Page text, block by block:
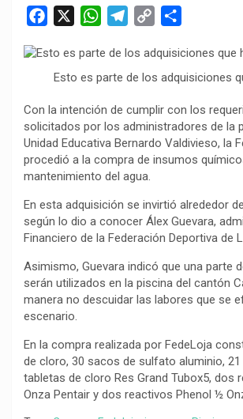
c
e
o
o
k
W
a
t
A
p
p
l
e
r
a
m
p
y
i
n
k
m
p
r
t
i
Esto es parte de los adquisiciones
Con la intención de cumplir con los
solicitados por los administradores de la
Unidad Educativa Bernardo Valdivieso, la
procedió a la compra de insumos
mantenimiento del agua.
En esta adquisición se invirtió alrededor
según lo dio a conocer Álex Guevara,
Financiero de la Federación Deportiva de
Asimismo, Guevara indicó que una parte
serán utilizados en la piscina del cantón
manera no descuidar las labores que se
escenario.
En la compra realizada por FedeLoja
de cloro, 30 sacos de sulfato aluminio, 21
tabletas de cloro Res Grand Tubox5, dos
Onza Pentair y dos reactivos Phenol ½